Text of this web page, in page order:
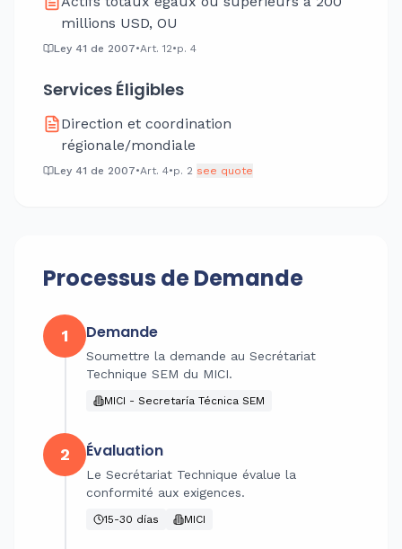
millions USD, OU
Ley 41 de 2007•Art. 12•p. 4
Services Éligibles
Direction et coordination
régionale/mondiale
Ley 41 de 2007•Art. 4•p. 2 see quote
Processus de Demande
1 Demande
Soumettre la demande au Secrétariat
Technique SEM du MICI.
MICI - Secretaría Técnica SEM
2 Évaluation
Le Secrétariat Technique évalue la
conformité aux exigences.
15-30 días MICI